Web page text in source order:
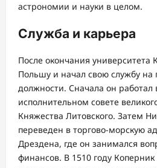
астрономии и науки в целом.
Служба и карьера
После окончания университета
Польшу и начал свою службу на
должности. Сначала он работал
исполнительном совете
Княжества Литовского. Затем
переведен в торгово-морскую
Дрездена, где он занимался
финансов. В 1510 году